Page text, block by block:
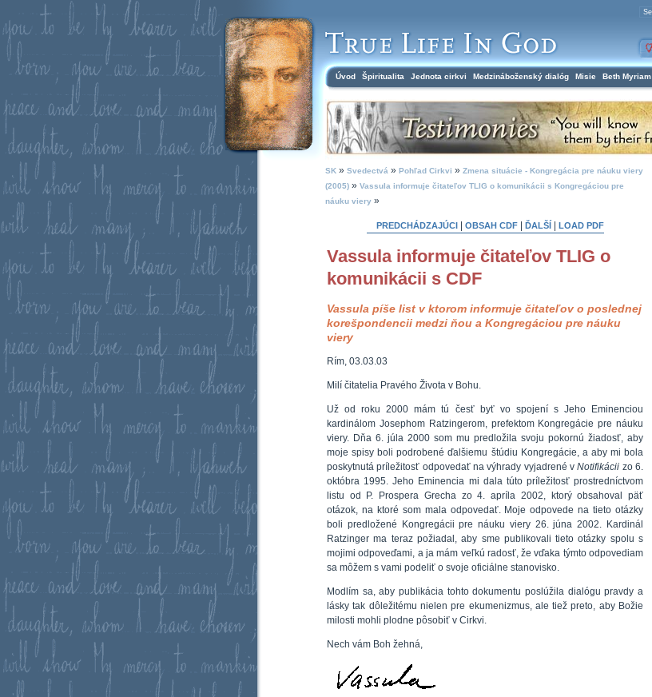
Úvod Špiritualita Jednota cirkvi Medzináboženský dialóg Misie Beth Myriam
SK » Svedectvá » Pohľad Cirkvi » Zmena situácie - Kongregácia pre náuku viery
(2005) » Vassula informuje čitateľov TLIG o komunikácii s Kongregáciou pre
náuku viery »
PREDCHÁDZAJÚCI| OBSAH CDF| ĎALŠÍ| LOAD PDF
Vassula informuje čitateľov TLIG o
komunikácii s CDF
Vassula píše list v ktorom informuje čitateľov o poslednej
korešpondencii medzi ňou a Kongregáciou pre náuku
viery
Rím, 03.03.03
Milí čitatelia Pravého Života v Bohu.
Už od roku 2000 mám tú česť byť vo spojení s Jeho Eminenciou
kardinálom Josephom Ratzingerom, prefektom Kongregácie pre náuku
viery. Dňa 6. júla 2000 som mu predložila svoju pokornú žiadosť, aby
moje spisy boli podrobené ďalšiemu štúdiu Kongregácie, a aby mi bola
poskytnutá príležitosť odpovedať na výhrady vyjadrené vNotifikácii zo 6.
októbra 1995. Jeho Eminencia mi dala túto príležitosť prostredníctvom
listu od P. Prospera Grecha zo 4. apríla 2002, ktorý obsahoval päť
otázok, na ktoré som mala odpovedať. Moje odpovede na tieto otázky
boli predložené Kongregácii pre náuku viery 26. júna 2002. Kardinál
Ratzinger ma teraz požiadal, aby sme publikovali tieto otázky spolu s
mojimi odpoveďami, a ja mám veľkú radosť, že vďaka týmto odpovediam
sa môžem s vami podeliť o svoje oficiálne stanovisko.
Modlím sa, aby publikácia tohto dokumentu poslúžila dialógu pravdy a
lásky tak dôležitému nielen pre ekumenizmus, ale tiež preto, aby Božie
milosti mohli plodne pôsobiť v Cirkvi.
Nech vám Boh žehná,